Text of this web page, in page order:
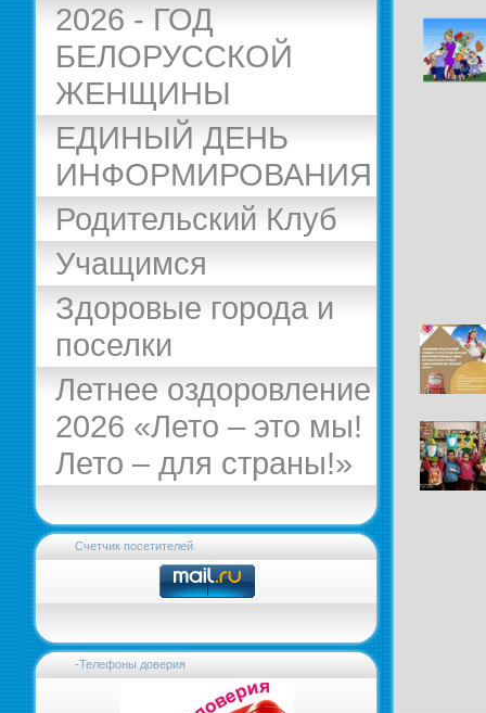
2026 - ГОД
БЕЛОРУССКОЙ
ЖЕНЩИНЫ
ЕДИНЫЙ ДЕНЬ
ИНФОРМИРОВАНИЯ
Родительский Клуб
Учащимся
Здоровые города и
поселки
Летнее оздоровление
2026 «Лето – это мы!
Лето – для страны!»
Счетчик посетителей
-Телефоны доверия